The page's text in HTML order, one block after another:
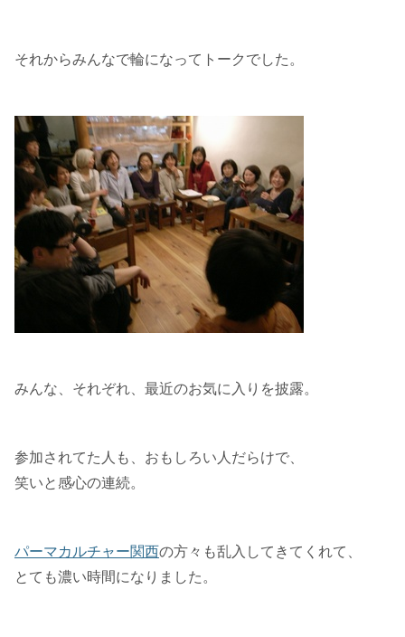
それからみんなで輪になってトークでした。
みんな、それぞれ、最近のお気に入りを披露。
参加されてた人も、おもしろい人だらけで、
笑いと感心の連続。
パーマカルチャー関西の方々も乱入してきてくれて、
とても濃い時間になりました。